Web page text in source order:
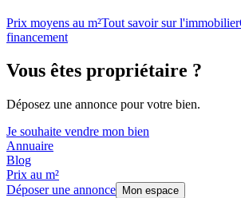
Prix moyens au m²Tout savoir sur l'immobilier
financement
Vous êtes propriétaire ?
Déposez une annonce pour votre bien.
Je souhaite vendre mon bien
Annuaire
Blog
Prix au m²
Déposer une annonce
Mon espace